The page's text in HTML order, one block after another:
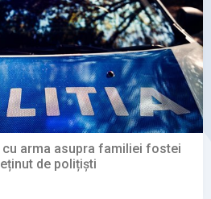
cu arma asupra familiei fostei
de polițiști